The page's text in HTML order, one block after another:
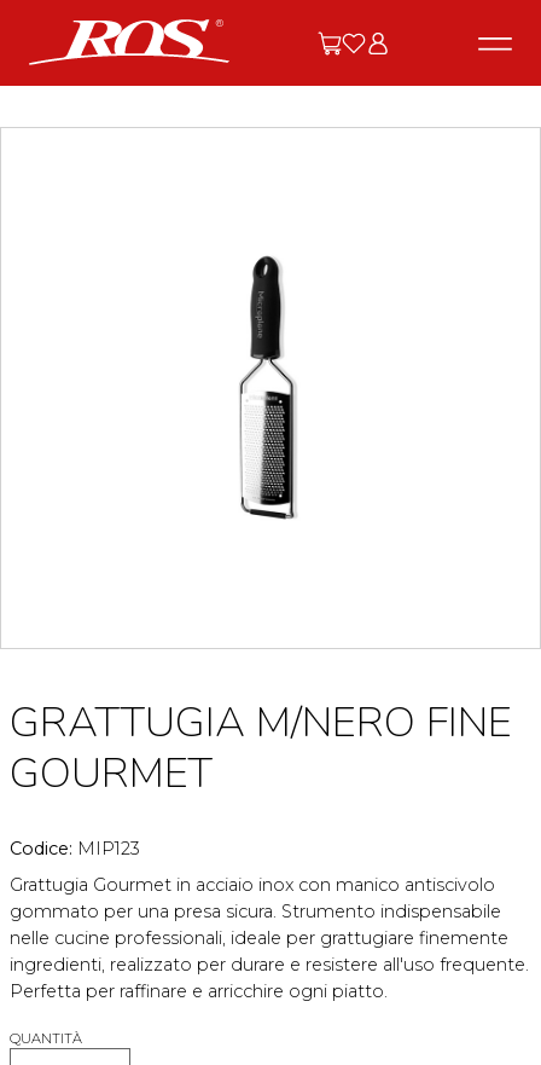
GRATTUGIA M/NERO FINE
GOURMET
Codice: MIP123
Grattugia Gourmet in acciaio inox con manico antiscivolo
gommato per una presa sicura. Strumento indispensabile
nelle cucine professionali, ideale per grattugiare finemente
ingredienti, realizzato per durare e resistere all'uso frequente.
Perfetta per raffinare e arricchire ogni piatto.
QUANTITÀ